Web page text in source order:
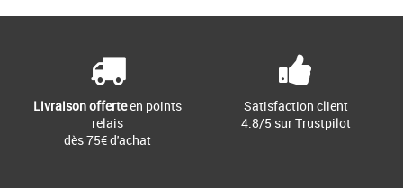
Livraison offerteen points
relais
dès 75€ d'achat
Satisfaction client
4.8/5 sur Trustpilot